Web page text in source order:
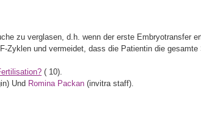
zu verglasen, d.h. wenn der erste Embryotransfer
und vermeidet, dass die Patientin die gesamte
( 10).
Und Romina Packan (invitra staff).